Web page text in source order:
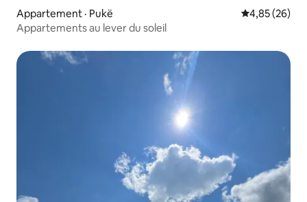
Appartement · Pukë Note
4,85 (26)
Appartements au lever du soleil